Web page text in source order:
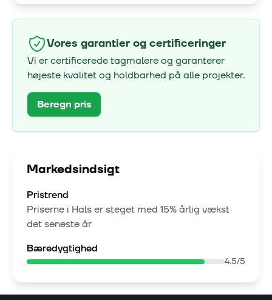
Vores garantier og certificeringer
Vi er certificerede tagmalere og garanterer
højeste kvalitet og holdbarhed på alle projekter.
Beregn pris
Markedsindsigt
Pristrend
Priserne i Halser steget med 15% årlig vækst
det seneste år
Bæredygtighed
4.5/5